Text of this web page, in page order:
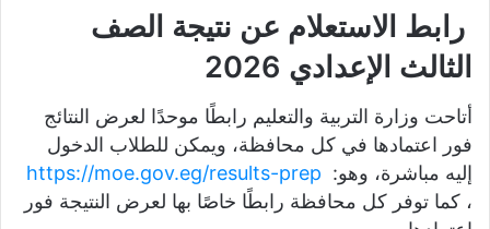
رابط الاستعلام عن نتيجة الصف
الثالث الإعدادي 2026
أتاحت وزارة التربية والتعليم رابطًا موحدًا لعرض النتائج
فور اعتمادها في كل محافظة، ويمكن للطلاب الدخول
إليه مباشرة، وهو: https://moe.gov.eg/results-prep
، كما توفر كل محافظة رابطًا خاصًا بها لعرض النتيجة فور